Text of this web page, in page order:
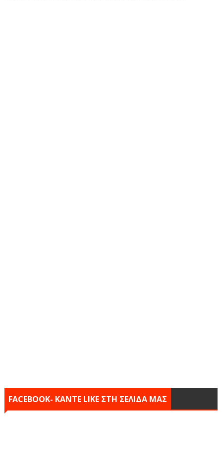
FACEBOOK- KANTE LIKE ΣΤΗ ΣΕΛΙΔΑ ΜΑΣ